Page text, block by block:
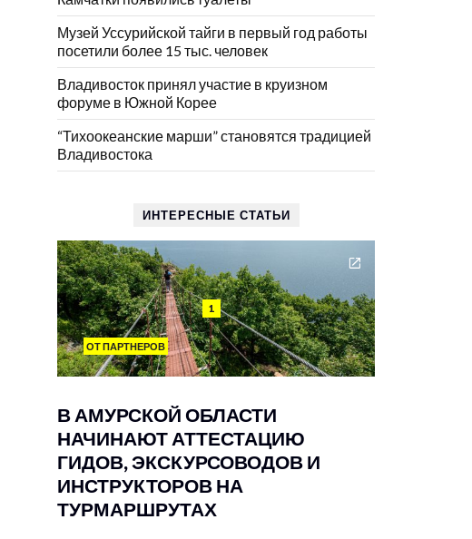
Музей Уссурийской тайги в первый год работы
посетили более 15 тыс. человек
Владивосток принял участие в круизном
форуме в Южной Корее
“Тихоокеанские марши” становятся традицией
Владивостока
ИНТЕРЕСНЫЕ СТАТЬИ
1
ОТ ПАРТНЕРОВ
В АМУРСКОЙ ОБЛАСТИ
НАЧИНАЮТ АТТЕСТАЦИЮ
ГИДОВ, ЭКСКУРСОВОДОВ И
ИНСТРУКТОРОВ НА
ТУРМАРШРУТАХ